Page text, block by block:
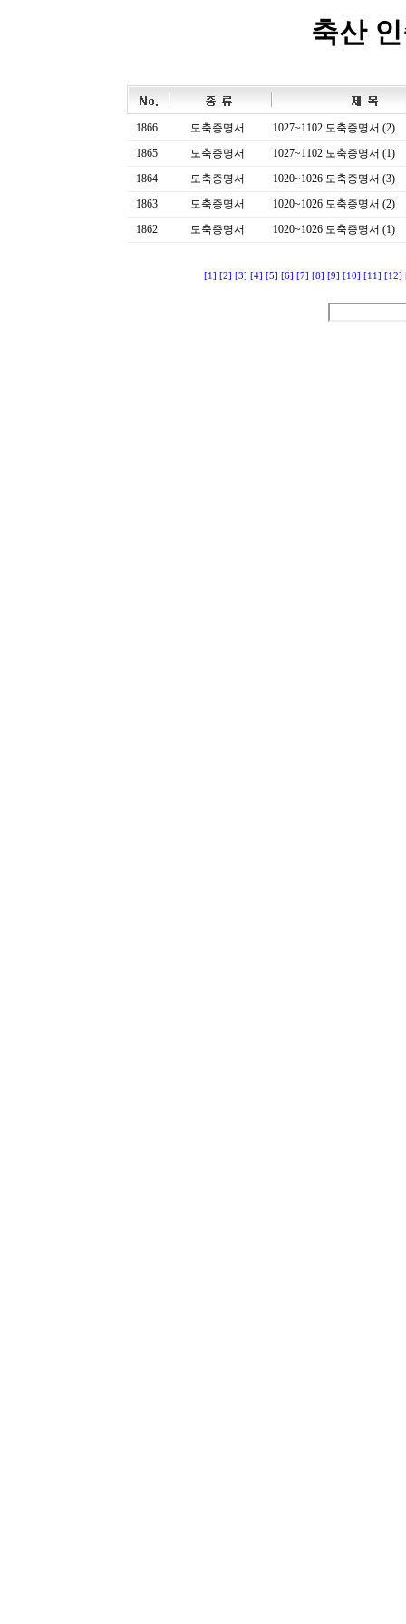
축산
1866 도축증명서
1027~1102 도축증명서 (2)
1865
도축증명서
1027~1102 도축증명서 (1)
1864
도축증명서
1020~1026 도축증명서 (3)
1863
도축증명서
1020~1026 도축증명서 (2)
1862
도축증명서 1020~1026 도축증명서 (1)
[1] [2] [3] [4] [5] [6] [7] [8] [9] [10] [11] [12]